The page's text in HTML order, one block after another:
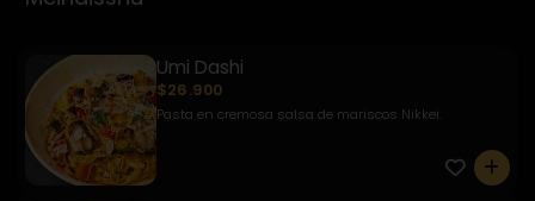
Umi Dashi
$26.900
Pasta en cremosa salsa de mariscos Nikkei.
0